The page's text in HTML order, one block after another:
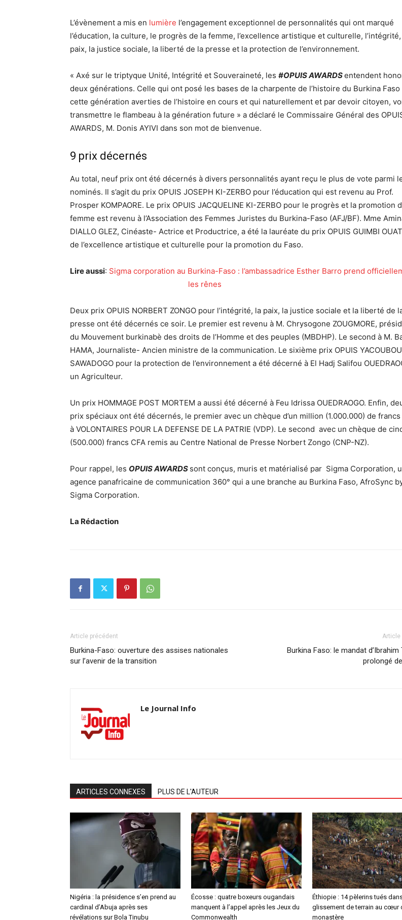
L’évènement a mis en lumière l’engagement exceptionnel de personnalités qui ont marqué
l’éducation, la culture, le progrès de la femme, l’excellence artistique et culturelle,
paix, la justice sociale, la liberté de la presse et la protection de l’environnement.
« Axé sur le triptyque Unité, Intégrité et Souveraineté, les #OPUIS AWARDSentendent
deux générations. Celle qui ont posé les bases de la charpente de l’histoire du Burkina Faso
cette génération averties de l’histoire en cours et qui naturellement et par devoir citoyen,
transmettre le flambeau à la génération future » a déclaré le Commissaire Général des
AWARDS, M. Donis AYIVI dans son mot de bienvenue.
9 prix décernés
Au total, neuf prix ont été décernés à divers personnalités ayant reçu le plus de vote parmi
nominés. Il s’agit du prix OPUIS JOSEPH KI-ZERBO pour l’éducation qui est revenu au Prof.
Prosper KOMPAORE. Le prix OPUIS JACQUELINE KI-ZERBO pour le progrès et la promotion
femme est revenu à l’Association des Femmes Juristes du Burkina-Faso (AFJ/BF). Mme
DIALLO GLEZ, Cinéaste- Actrice et Productrice, a été la lauréate du prix OPUIS GUIMBI
de l’excellence artistique et culturelle pour la promotion du Faso.
Lire aussi: Sigma corporation au Burkina-Faso : l’ambassadrice Esther Barro prend
les rênes
Deux prix OPUIS NORBERT ZONGO pour l’intégrité, la paix, la justice sociale et la liberté de
presse ont été décernés ce soir. Le premier est revenu à M. Chrysogone ZOUGMORE,
du Mouvement burkinabè des droits de l’Homme et des peuples (MBDHP). Le second à M.
HAMA, Journaliste- Ancien ministre de la communication. Le sixième prix OPUIS YACOUBOU
SAWADOGO pour la protection de l’environnement a été décerné à El Hadj Salifou
un Agriculteur.
Un prix HOMMAGE POST MORTEM a aussi été décerné à Feu Idrissa OUEDRAOGO. Enfin,
prix spéciaux ont été décernés, le premier avec un chèque d’un million (1.000.000) de francs
à VOLONTAIRES POUR LA DEFENSE DE LA PATRIE (VDP). Le second avec un chèque de
(500.000) francs CFA remis au Centre National de Presse Norbert Zongo (CNP-NZ).
Pour rappel, les OPUIS AWARDS sont conçus, muris et matérialisé par Sigma Corporation,
agence panafricaine de communication 360° qui a une branche au Burkina Faso, AfroSync
Sigma Corporation.
La Rédaction
Article précédent
Burkina-Faso: ouverture des assises nationales
sur l’avenir de la transition
Article
Burkina Faso: le mandat d’Ibrahim
prolongé
Le Journal Info
ARTICLES CONNEXES PLUS DE L'AUTEUR
Nigéria : la présidence s’en prend au
cardinal d’Abuja après ses
révélations sur Bola Tinubu
Écosse : quatre boxeurs ougandais
manquent à l’appel après les Jeux du
Commonwealth
Éthiopie : 14 pèlerins tués
glissement de terrain au cœur
monastère